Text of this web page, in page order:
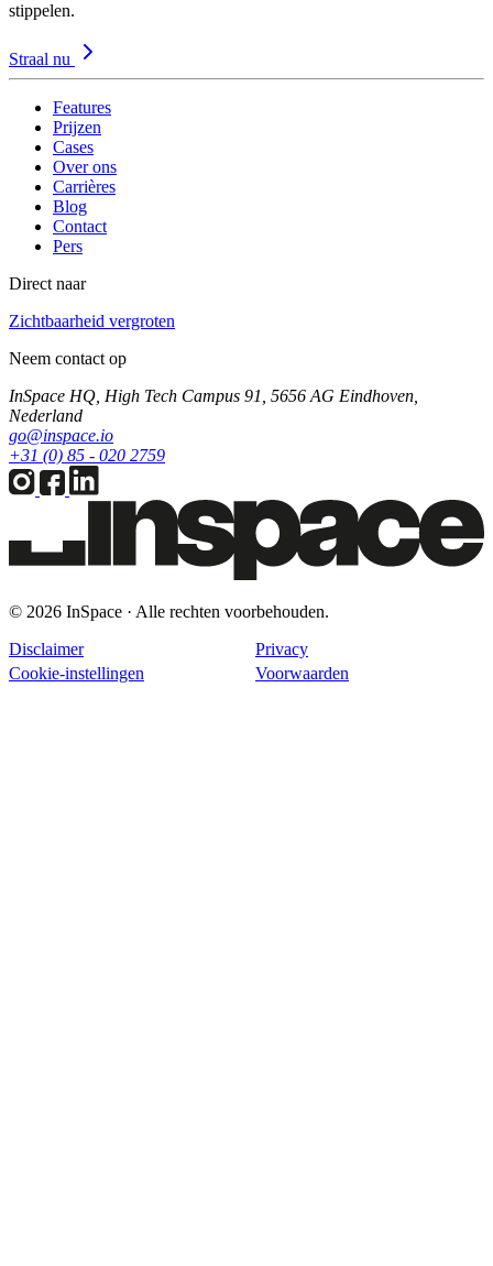
stippelen.
Straal nu
Features
Prijzen
Cases
Over ons
Carrières
Blog
Contact
Pers
Direct naar
Zichtbaarheid vergroten
Neem contact op
InSpace HQ, High Tech Campus 91, 5656 AG Eindhoven,
Nederland
go@inspace.io
+31 (0) 85 - 020 2759
© 2026 InSpace · Alle rechten voorbehouden.
Disclaimer
Privacy
Cookie-instellingen
Voorwaarden